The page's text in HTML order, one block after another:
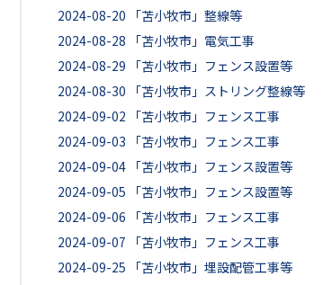
2024-08-20
「苫小牧市」整線等
2024-08-28
「苫小牧市」電気工事
2024-08-29
「苫小牧市」フェンス設置等
2024-08-30
「苫小牧市」ストリング整線等
2024-09-02
「苫小牧市」フェンス工事
2024-09-03
「苫小牧市」フェンス工事
2024-09-04 「苫小牧市」フェンス設置等
2024-09-05
「苫小牧市」フェンス設置等
2024-09-06
「苫小牧市」フェンス工事
2024-09-07
「苫小牧市」フェンス工事
2024-09-25
「苫小牧市」埋設配管工事等